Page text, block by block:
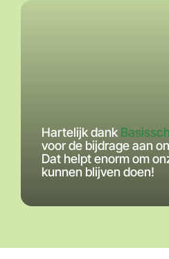
Hartelijk dank
voor de bijdrage aan
Dat helpt enorm om
kunnen blijven doen!